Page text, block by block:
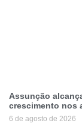
Assunção
crescimento nos
6 de agosto de 2026